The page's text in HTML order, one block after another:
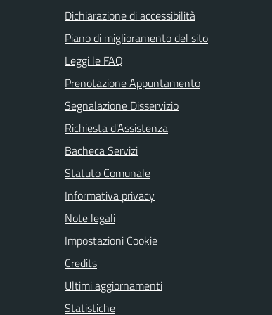
Dichiarazione di accessibilità
Piano di miglioramento del sito
Leggi le FAQ
Prenotazione Appuntamento
Segnalazione Disservizio
Richiesta d'Assistenza
Bacheca Servizi
Statuto Comunale
Informativa privacy
Note legali
Impostazioni Cookie
Credits
Ultimi aggiornamenti
Statistiche